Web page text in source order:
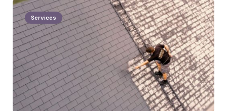
Services